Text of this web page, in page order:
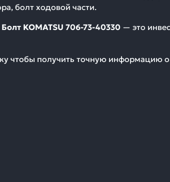
болт ходовой части.
Болт KOMATSU 706-73-40330 — это
чтобы получить точную информацию